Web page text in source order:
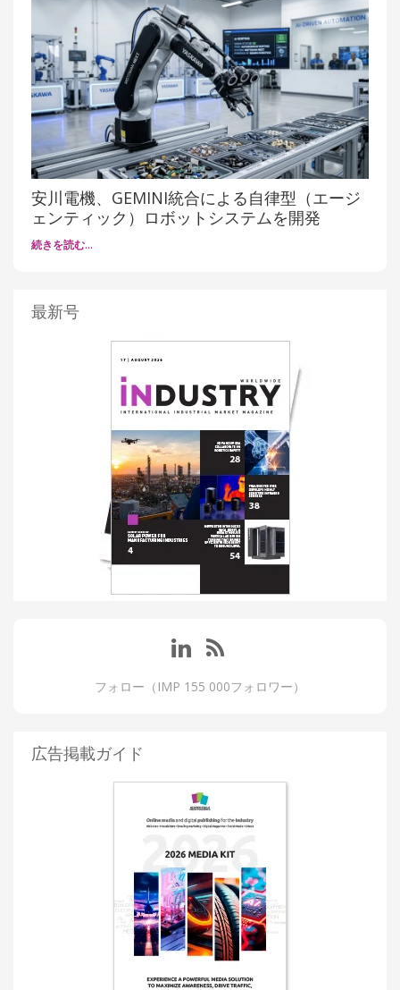
安川電機、GEMINI統合による自律型（エージ
ェンティック）ロボットシステムを開発
続きを読む…
最新号
フォロー（IMP 155 000フォロワー）
広告掲載ガイド